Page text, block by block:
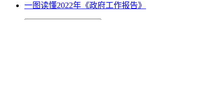
一图读懂2022年《政府工作报告》